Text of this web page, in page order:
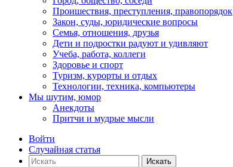
Проишествия, преступления, правопорядок
Закон, суды, юридические вопросы
Семья, отношения, друзья
Дети и подростки радуют и удивляют
Учеба, работа, коллеги
Здоровье и спорт
Туризм, курорты и отдых
Технологии, техника, компьютеры
Мы шутим, юмор
Анекдоты
Притчи и мудрые мысли
Войти
Случайная статья
Искать